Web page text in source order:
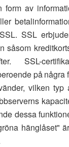
form av
SSL
såsom
SSL-
på några
vilken typ
dessa
hänglåset"